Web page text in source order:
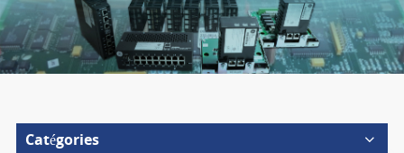
Catégories